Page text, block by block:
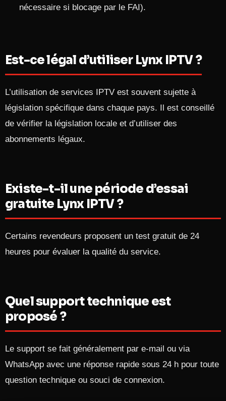
nécessaire si blocage par le FAI).​
Est-ce légal d’utiliser Lynx IPTV ?
L’utilisation de services IPTV est souvent sujette à
législation spécifique dans chaque pays. Il est conseillé
de vérifier la législation locale et d’utiliser des
abonnements légaux.​
Existe-t-il une période d’essai
gratuite Lynx IPTV ?
Certains revendeurs proposent un test gratuit de 24
heures pour évaluer la qualité du service.​
Quel support technique est
proposé ?
Le support se fait généralement par e-mail ou via
WhatsApp avec une réponse rapide sous 24 h pour toute
question technique ou souci de connexion.